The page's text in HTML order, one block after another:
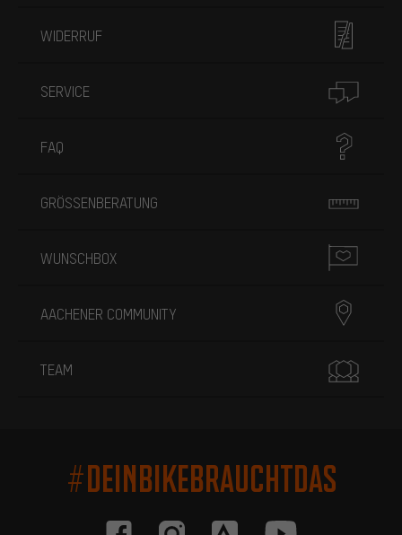
WIDERRUF
SERVICE
FAQ
GRÖSSENBERATUNG
WUNSCHBOX
AACHENER COMMUNITY
TEAM
#DEINBIKEBRAUCHTDAS